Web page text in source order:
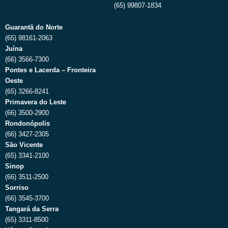
(65) 99807-1834
Guarantã do Norte
(65) 98161-2063
Juína
(66) 3566-7300
Pontes e Lacerda – Fronteira
Oeste
(65) 3266-8241
Primavera do Leste
(66) 3500-2900
Rondonópolis
(66) 3427-2305
São Vicente
(65) 3341-2100
Sinop
(66) 3511-2500
Sorriso
(66) 3545-3700
Tangará da Serra
(65) 3311-8500